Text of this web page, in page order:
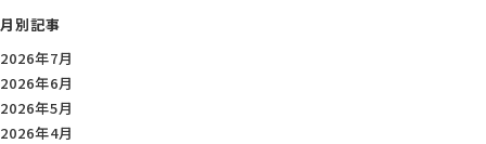
月別記事
2026年7月
2026年6月
2026年5月
2026年4月